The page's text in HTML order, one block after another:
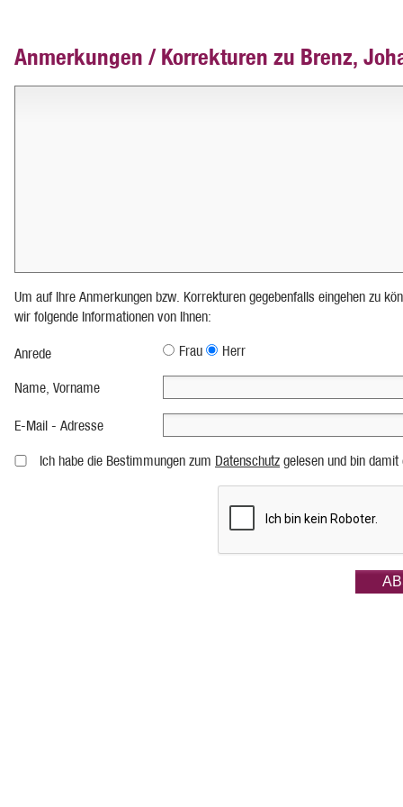
Anmerkungen / Korrekturen zu Brenz,
Um auf Ihre Anmerkungen bzw. Korrekturen gegebenfalls eingehen zu
wir folgende Informationen von Ihnen:
Anrede Frau Herr
Name, Vorname
E-Mail - Adresse
Ich habe die Bestimmungen zum Datenschutz gelesen und bin